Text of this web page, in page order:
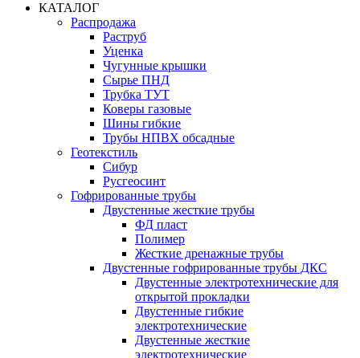
КАТАЛОГ
Распродажа
Раструб
Уценка
Чугунные крышки
Сырье ПНД
Трубка ТУТ
Коверы газовые
Шины гибкие
Трубы НПВХ обсадные
Геотекстиль
Сибур
Русгеосинт
Гофрированные трубы
Двустенные жесткие трубы
ФД пласт
Полимер
Жесткие дренажные трубы
Двустенные гофрированные трубы ДКС
Двустенные электротехнические для
открытой прокладки
Двустенные гибкие
электротехнические
Двустенные жесткие
электротехнические